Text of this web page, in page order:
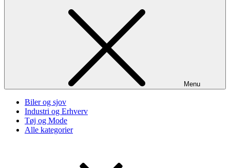
Menu
Biler og sjov
Industri og Erhverv
Tøj og Mode
Alle kategorier